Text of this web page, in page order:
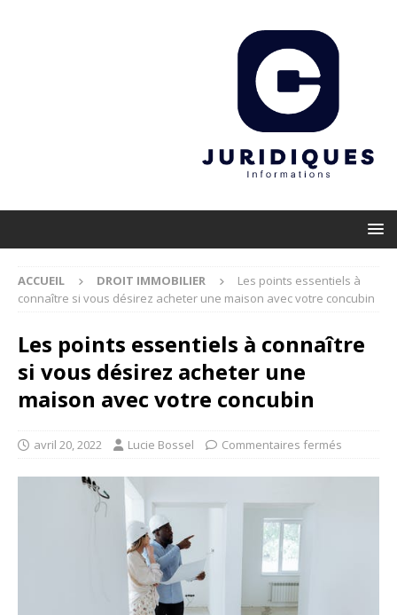
ACCUEIL DROIT IMMOBILIER
Les points essentiels à
connaître si vous désirez acheter une maison avec votre concubin
Les points essentiels à connaître
si vous désirez acheter une
maison avec votre concubin
avril 20, 2022 Lucie Bossel Commentaires fermés